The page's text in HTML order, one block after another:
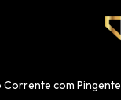
Corrente com Pingente